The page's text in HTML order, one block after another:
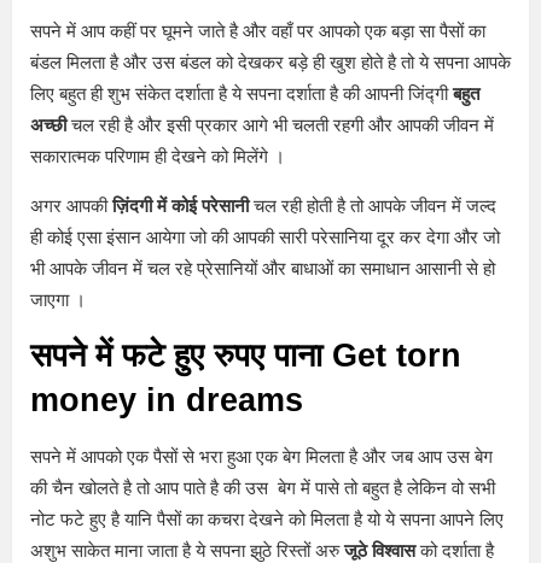
सपने में आप कहीं पर घूमने जाते है और वहाँ पर आपको एक बड़ा सा पैसों का
बंडल मिलता है और उस बंडल को देखकर बड़े ही खुश होते है तो ये सपना आपके
लिए बहुत ही शुभ संकेत दर्शाता है ये सपना दर्शाता है की आपनी जिंद्गीबहुत
अच्छीचल रही है और इसी प्रकार आगे भी चलती रहगी और आपकी जीवन में
सकारात्मक परिणाम ही देखने को मिलेंगे ।
अगर आपकीज़िंदगी में कोई परेसानीचल रही होती है तो आपके जीवन में जल्द
ही कोई एसा इंसान आयेगा जो की आपकी सारी परेसानिया दूर कर देगा और जो
भी आपके जीवन में चल रहे प्रेसानियों और बाधाओं का समाधान आसानी से हो
जाएगा ।
सपने में फटे हुए रुपए पाना Get torn
money in dreams
सपने में आपको एक पैसों से भरा हुआ एक बेग मिलता है और जब आप उस बेग
की चैन खोलते है तो आप पाते है की उस बेग में पासे तो बहुत है लेकिन वो सभी
नोट फटे हुए है यानि पैसों का कचरा देखने को मिलता है यो ये सपना आपने लिए
अशुभ साकेत माना जाता है ये सपना झुठे रिस्तों अरुजूठे विश्वासको दर्शाता है